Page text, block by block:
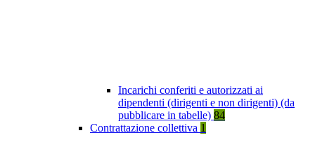
Incarichi conferiti e autorizzati ai
dipendenti (dirigenti e non dirigenti) (da
pubblicare in tabelle) 84
Contrattazione collettiva 1